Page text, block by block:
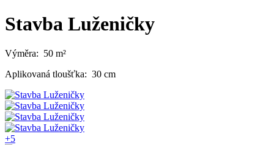
Stavba Luženičky
Výměra: 50 m²
Aplikovaná tloušťka: 30 cm
+5